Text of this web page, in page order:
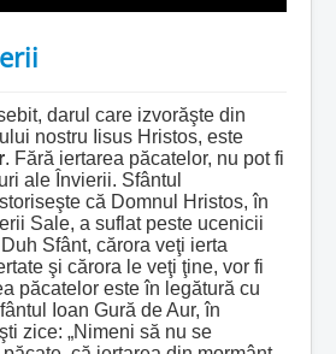
darul care izvorăşte din
nostru Iisus Hristos, este
. Fără iertarea păcatelor, nu pot fi
ale Învierii. Sfântul
că Domnul Hristos, în
Sale, a suflat peste ucenicii
Sfânt, cărora veţi ierta
şi cărora le veţi ţine, vor fi
păcatelor este în legătură cu
Ioan Gură de Aur, în
zice: „Nimeni să nu se